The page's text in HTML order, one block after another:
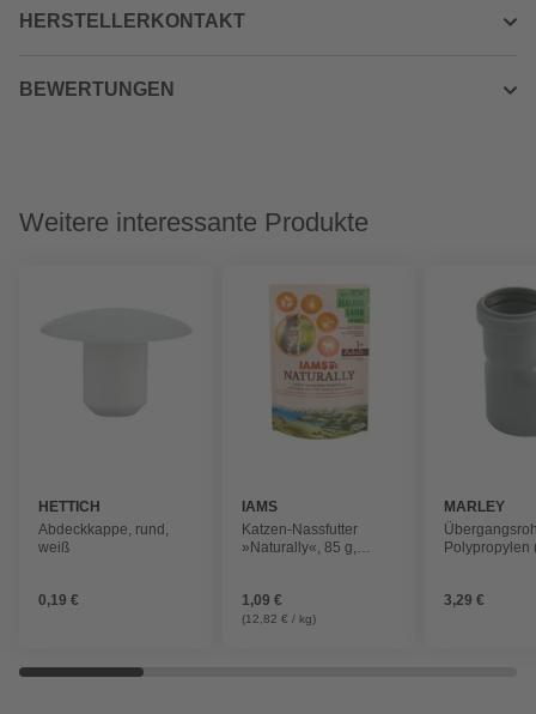
HERSTELLERKONTAKT
BEWERTUNGEN
Weitere interessante Produkte
HETTICH
Abdeckkappe, rund,
weiß
0,19 €
IAMS
Katzen-Nassfutter
»Naturally«, 85 g,
1,09 €
(12,82 € / kg)
MARLEY
Polypropylen
3,29 €